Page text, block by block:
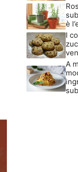
è
I
A